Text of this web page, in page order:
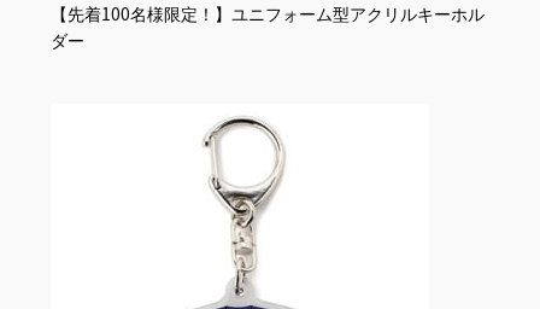
【先着100名様限定！】ユニフォーム型アクリルキーホル
ダー